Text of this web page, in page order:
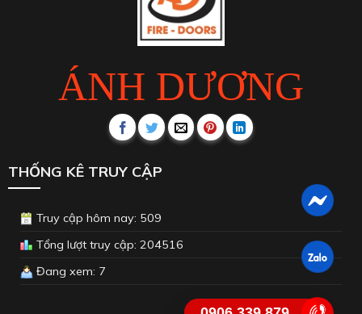
ÁNH DƯƠNG
THỐNG KÊ TRUY CẬP
Truy cập hôm nay: 509
Tổng lượt truy cập: 204516
Đang xem: 7